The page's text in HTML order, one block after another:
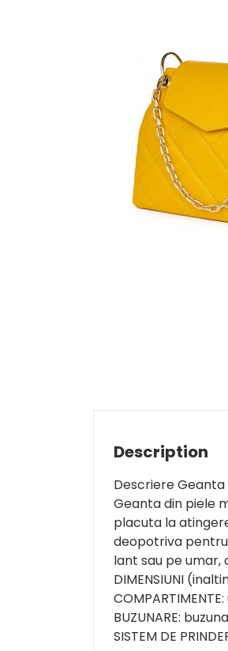
Description
Descriere
Geanta din piele
placuta la
deopotriva
lant sau pe umar,
DIMENSIUNI
BUZUNARE:
SISTEM DE